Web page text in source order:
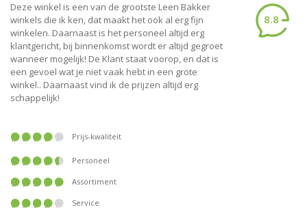
Deze winkel is een van de grootste Leen Bakker
winkels die ik ken, dat maakt het ook al erg fijn
winkelen. Daarnaast is het personeel altijd erg
klantgericht, bij binnenkomst wordt er altijd gegroet
wanneer mogelijk! De Klant staat voorop, en dat is
een gevoel wat je niet vaak hebt in een grote
winkel.. Daarnaast vind ik de prijzen altijd erg
schappelijk!
8.8
Prijs-kwaliteit
Personeel
Assortiment
Service